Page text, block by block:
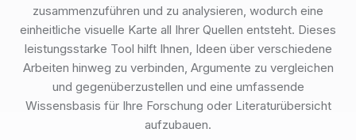
zusammenzuführen und zu analysieren, wodurch eine
einheitliche visuelle Karte all Ihrer Quellen entsteht. Dieses
leistungsstarke Tool hilft Ihnen, Ideen über verschiedene
Arbeiten hinweg zu verbinden, Argumente zu vergleichen
und gegenüberzustellen und eine umfassende
Wissensbasis für Ihre Forschung oder Literaturübersicht
aufzubauen.